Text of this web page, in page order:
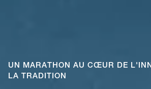
UN MARATHON AU CŒUR DE
LA TRADITION